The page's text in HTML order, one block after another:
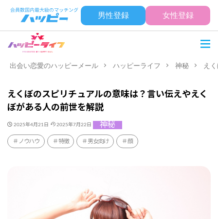
男性登録 女性登録
出会い恋愛のハッピーメール ハッピーライフ 神秘 え
えくぼのスピリチュアルの意味は？言い伝えやえく
ぼがある人の前世を解説
2025年4月21日 2025年7月22日 神秘
ノウハウ 特徴 男女向け 顔